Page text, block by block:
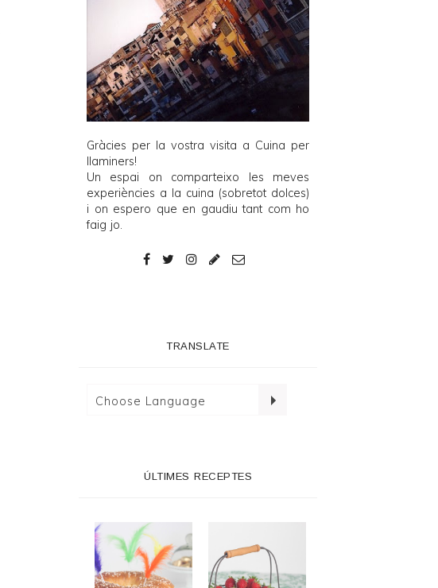
Gràcies per la vostra visita a Cuina per
llaminers!
Un espai on comparteixo les meves
experiències a la cuina (sobretot dolces)
i on espero que en gaudiu tant com ho
faig jo.
TRANSLATE
ÚLTIMES RECEPTES